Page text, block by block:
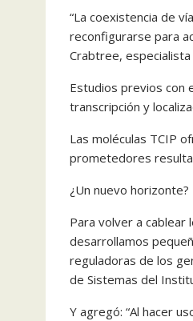
“La coexistencia de
reconfigurarse para
Crabtree,
Estudios previos con
transcripción y
Las moléculas TCIP
prometedores
¿Un nuevo horizonte?
Para volver a cablear
desarrollamos
reguladoras de los
de Sistemas del
Y agregó: “Al hacer